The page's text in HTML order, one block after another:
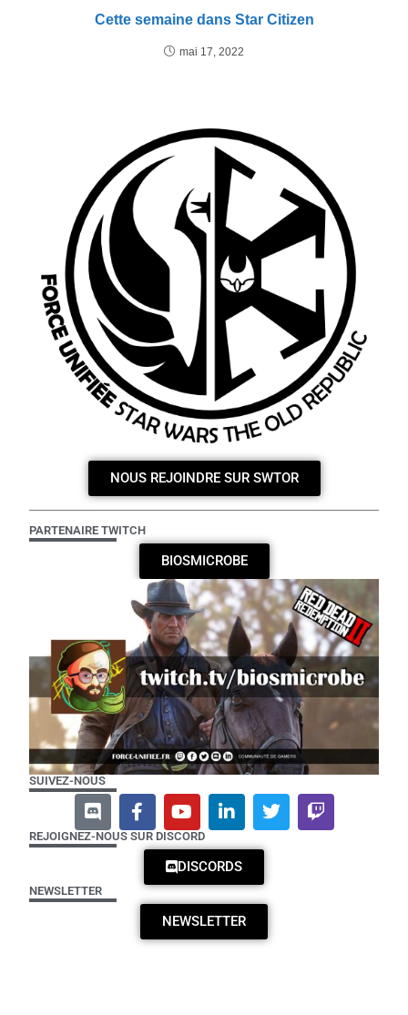
Cette semaine dans Star Citizen
mai 17, 2022
NOUS REJOINDRE SUR SWTOR
PARTENAIRE TWITCH
BIOSMICROBE
SUIVEZ-NOUS
REJOIGNEZ-NOUS SUR DISCORD
DISCORDS
NEWSLETTER
NEWSLETTER